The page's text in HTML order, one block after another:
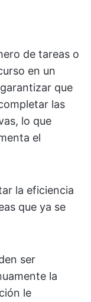
de tareas o
en un
que
las
lo que
el
la eficiencia
que ya se
ser
la
le